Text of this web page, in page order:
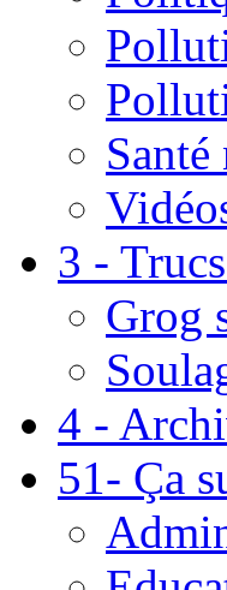
3 -
Grog
4 -
51- Ça